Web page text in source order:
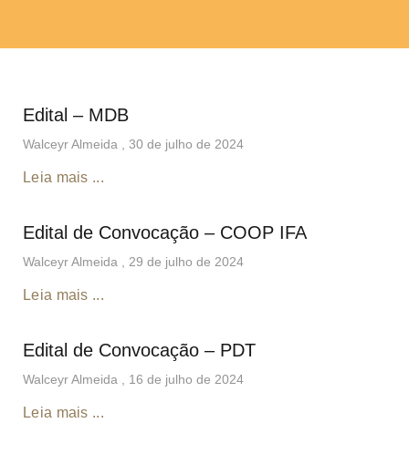
Edital – MDB
Walceyr Almeida 30 de julho de 2024
Leia mais ...
Edital de Convocação – COOP IFA
Walceyr Almeida 29 de julho de 2024
Leia mais ...
Edital de Convocação – PDT
Walceyr Almeida 16 de julho de 2024
Leia mais ...